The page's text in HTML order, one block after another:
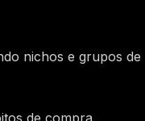
nichos e grupos de
de compra,